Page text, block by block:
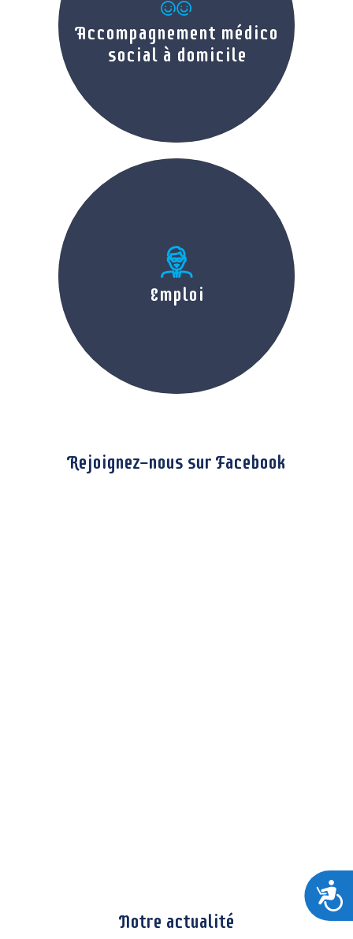
Accompagnement médico
social à domicile
Accompagnement médico
social à domicile
Emploi
Emploi
Rejoignez-nous sur Facebook
Notre actualité